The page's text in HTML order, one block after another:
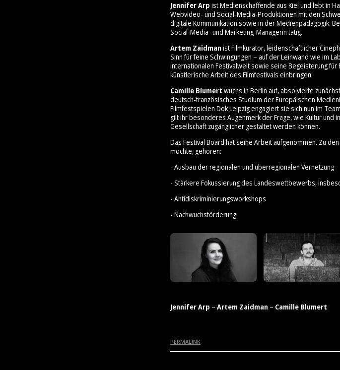
Jennifer Arp ist Medienschaffende aus Kiel und lebt in
Webvideo- und Social‑Media‑Produktionen mit den
digitale Kommunikation sowie in der Medienpädagogik.
Social‑Media‑ und Marketing‑Managerin tätig.
Artem Zaidman ist Filmkurator, leidenschaftlicher
Sinn für feine Schwingungen – auf der Leinwand wie im
internationalen Festivalwelt sowie seine Begeisterung
künstlerische Arbeit des Filmfestivals einbringen.
Camille Blumert wuchs in Berlin auf, absolvierte
deutsch‑französisches Studium der Europäischen
Filmfestspielen Dok Leipzig engagiert sie sich nun im
gilt ihr besonderes Augenmerk der Frage, wie Kultur
Gesellschaft zugänglicher gestaltet werden können.
Das Festival Board hat seine Arbeit aufgenommen. Zu
möchte, gehören:
- Ausbau der regionalen und überregionalen Vernetzung
- Stärkere Fokussierung des Landeswettbewerbs,
- Antidiskriminierungsworkshops
- Nachwuchsförderung
Jennifer Arp – Artem Zaidman – Camille Blumert
PERMALINK